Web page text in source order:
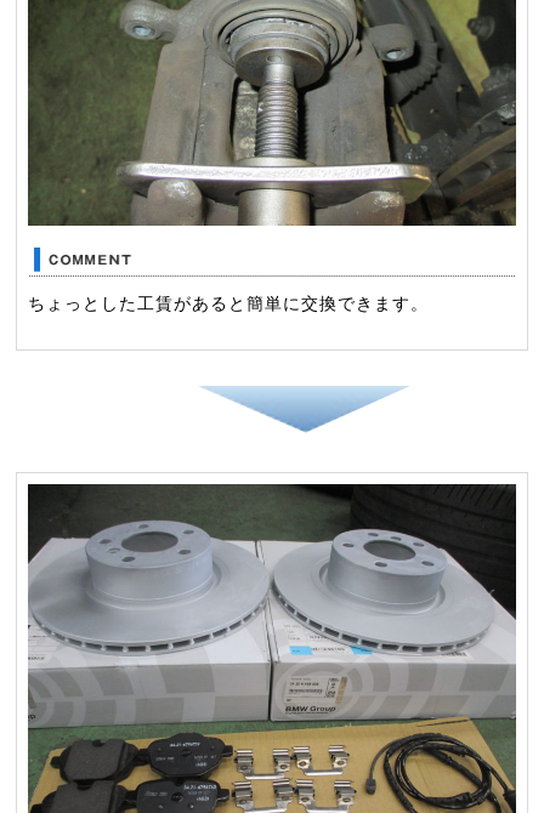
ちょっとした工賃があると簡単に交換できます。